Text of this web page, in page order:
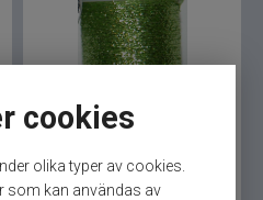
cookies
olika typer av cookies.
som kan användas av
Chartreuse